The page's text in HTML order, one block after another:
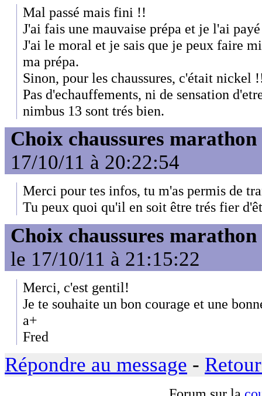
Mal passé mais fini !!
J'ai fais une mauvaise prépa et je l'ai
J'ai le moral et je sais que je peux faire
ma prépa.
Sinon, pour les chaussures, c'était nickel
Pas d'echauffements, ni de sensation
nimbus 13 sont trés bien.
Choix chaussures marathon
17/10/11 à 20:22:54
Merci pour tes infos, tu m'as permis de
Tu peux quoi qu'il en soit être trés fier
Choix chaussures marathon
le 17/10/11 à 21:15:22
Merci, c'est gentil!
Je te souhaite un bon courage et une
a+
Fred
Répondre au message -